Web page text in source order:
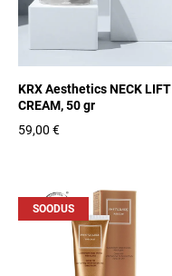
KRX Aesthetics NECK LIFT
CREAM, 50 gr
59,00 €
SOODUS